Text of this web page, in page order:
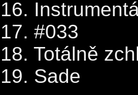
16.
17. #033
18. Totálně
19. Sade